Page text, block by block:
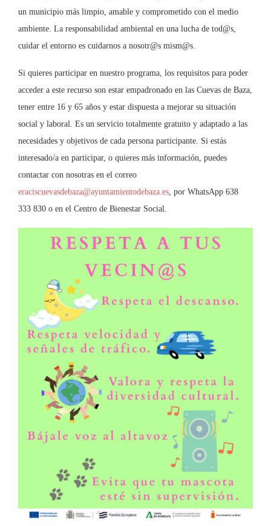
un municipio más limpio, amable y comprometido con el medio
ambiente. La responsabilidad ambiental en una lucha de tod@s,
cuidar el entorno es cuidarnos a nosotr@s mism@s.
Si quieres participar en nuestro programa, los requisitos para poder
acceder a este recurso son estar empadronado en las Cuevas de Baza,
tener entre 16 y 65 años y estar dispuesta a mejorar su situación
social y laboral. Es un servicio totalmente gratuito y adaptado a las
necesidades y objetivos de cada persona participante. Si estás
interesado/a en participar, o quieres más información, puedes
contactar con nosotras en el correo
eraciscuevasdebaza@ayuntamientodebaza.es , por WhatsApp 638
333 830 o en el Centro de Bienestar Social.